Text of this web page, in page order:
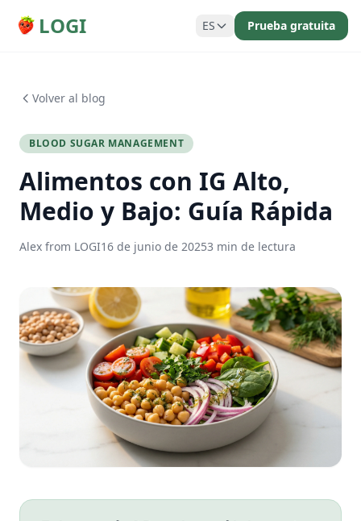
LOGI ES Prueba gratuita
Volver al blog
BLOOD SUGAR MANAGEMENT
Alimentos con IG Alto,
Medio y Bajo: Guía Rápida
Alex from LOGI16 de junio de 20253 min de lectura